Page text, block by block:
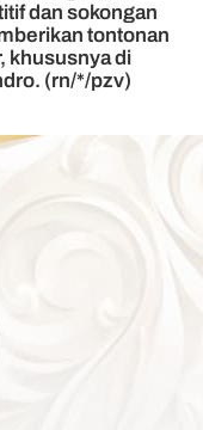
dan sokongan
tontonan
khususnya di
(rn/*/pzv)